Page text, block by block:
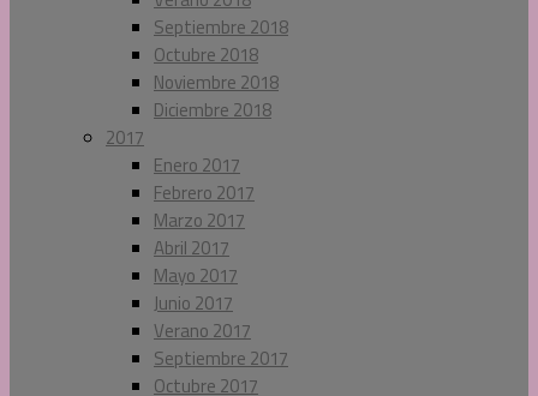
Septiembre 2018
Octubre 2018
Noviembre 2018
Diciembre 2018
2017
Enero 2017
Febrero 2017
Marzo 2017
Abril 2017
Mayo 2017
Junio 2017
Verano 2017
Septiembre 2017
Octubre 2017